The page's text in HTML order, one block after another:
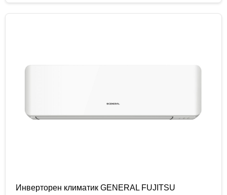
Инверторен климатик GENERAL FUJITSU